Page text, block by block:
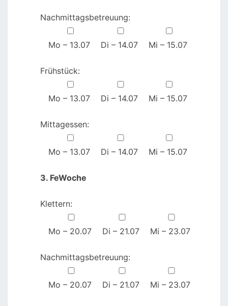
Nachmittagsbetreuung:
Mo – 13.07 Di – 14.07 Mi – 15.07
Frühstück:
Mo – 13.07 Di – 14.07 Mi – 15.07
Mittagessen:
Mo – 13.07 Di – 14.07 Mi – 15.07
3. FeWoche
Klettern:
Mo – 20.07 Di – 21.07 Mi – 23.07
Nachmittagsbetreuung:
Mo – 20.07 Di – 21.07 Mi – 23.07